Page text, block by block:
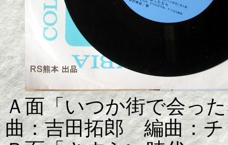
Ａ面「いつか街で会っ
曲：吉田拓郎 編曲：チ